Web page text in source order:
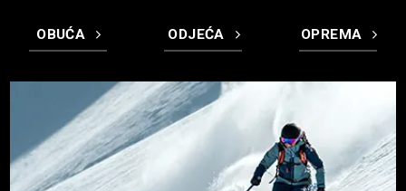
OBUĆA ODJEĆA OPREMA